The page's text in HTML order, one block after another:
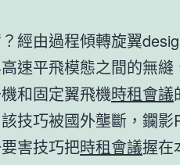
經由過程傾轉旋翼
速平飛模態之間的無縫
和固定翼飛機時租會議
技巧被國外壟斷，鑭影
害技巧把時租會議握在